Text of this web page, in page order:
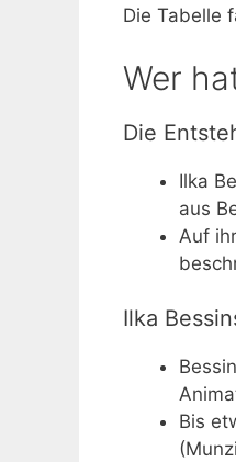
Die Tabelle
Wer
Die
Ilka
aus
Auf
Ilka
Bis